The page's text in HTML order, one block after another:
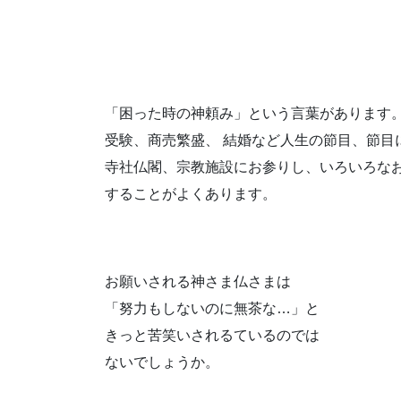
「困った時の神頼み」という言葉があります。
受験、商売繁盛、 結婚など人生の節目、節目
寺社仏閣、宗教施設にお参りし、いろいろな
することがよくあります。
お願いされる神さま仏さまは
「努力もしないのに無茶な…」と
きっと苦笑いされるているのでは
ないでしょうか。